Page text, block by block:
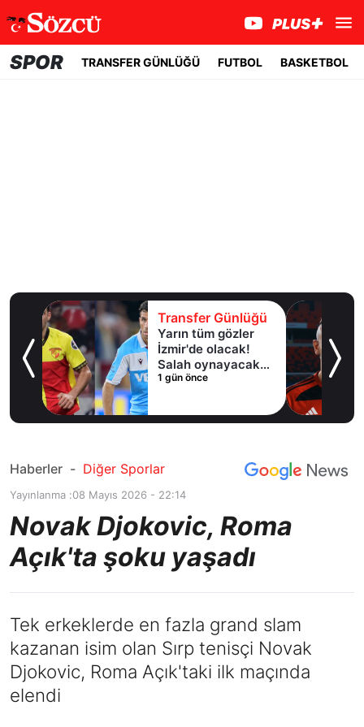
SPOR TRANSFER GÜNLÜĞÜ FUTBOL BASKETBOL
Transfer Günlüğü
Yarın tüm gözler
İzmir'de olacak!
Salah oynayacak
mı?
1 gün önce
Haberler - Diğer Sporlar
Yayınlanma :08 Mayıs 2026 - 22:14
Novak Djokovic, Roma
Açık'ta şoku yaşadı
Tek erkeklerde en fazla grand slam
kazanan isim olan Sırp tenisçi Novak
Djokovic, Roma Açık'taki ilk maçında
elendi